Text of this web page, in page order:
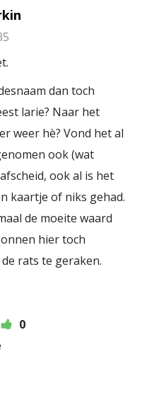
dan toch
larie? Naar het
weer hè? Vond het al
ook (wat
ook al is het
kaartje of niks gehad.
de moeite waard
hier toch
rats te geraken.
0